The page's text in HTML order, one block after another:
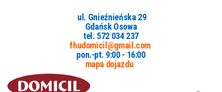
ul. Gnieźnieńska 29
Gdańsk Osowa
tel. 572 034 237
fhudomicil@gmail.com
pon.-pt. 9:00 - 16:00
mapa dojazdu